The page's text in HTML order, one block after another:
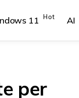
11 Hot AI
per